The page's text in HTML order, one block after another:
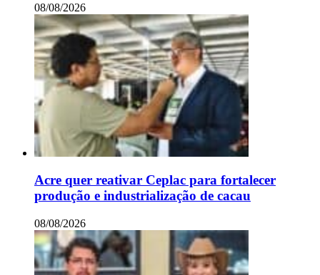
08/08/2026
Acre quer reativar Ceplac para fortalecer
produção e industrialização de cacau
08/08/2026